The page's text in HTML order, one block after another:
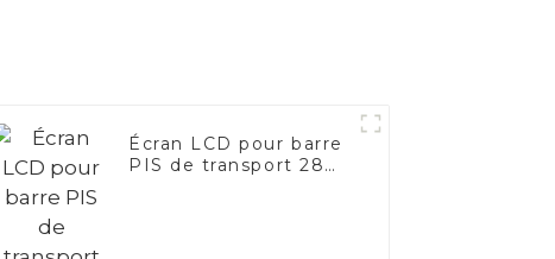
Écran LCD pour barre
PIS de transport 28